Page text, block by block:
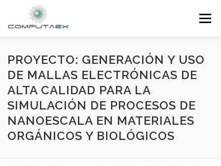
Menú
INICIO LA FUNDACIÓN EL CENTRO
SUPERCOMPUTACIÓN NOTICIAS
INVESTIGACIÓN E INNOVACIÓN
PROYECTO: GENERACIÓN Y USO
DE MALLAS ELECTRÓNICAS DE
ALTA CALIDAD PARA LA
SIMULACIÓN DE PROCESOS DE
NANOESCALA EN MATERIALES
ORGÁNICOS Y BIOLÓGICOS